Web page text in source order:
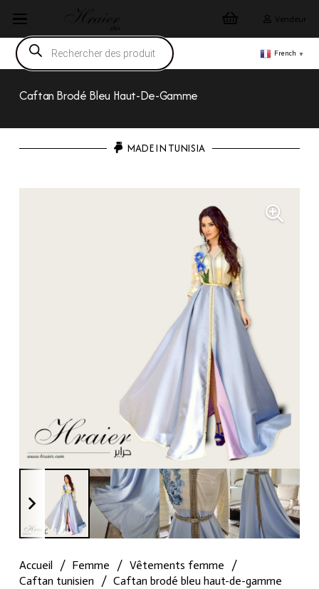
Vendeur
Recherche
de
produits
French ▼
Caftan Brodé Bleu Haut-De-Gamme
MADE IN TUNISIA
Accueil / Femme / Vêtements femme
/
Caftan tunisien / Caftan brodé bleu haut-de-gamme